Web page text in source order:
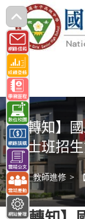
跳
轉
至
主
要
內
容 【轉知】
學士班招
> 教師進修 >